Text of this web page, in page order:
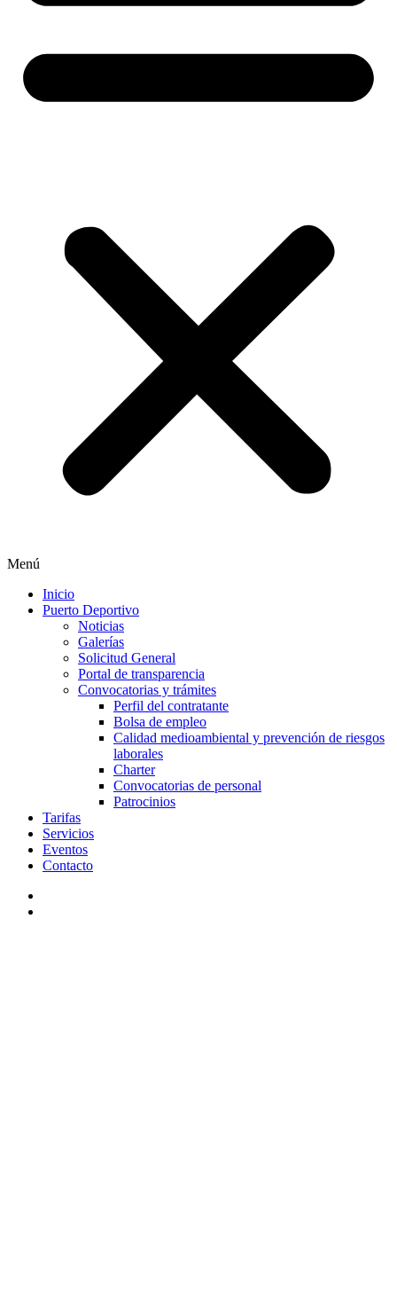
Menú
Inicio
Puerto Deportivo
Noticias
Galerías
Solicitud General
Portal de transparencia
Convocatorias y trámites
Perfil del contratante
Bolsa de empleo
Calidad medioambiental y prevención de riesgos
laborales
Charter
Convocatorias de personal
Patrocinios
Tarifas
Servicios
Eventos
Contacto